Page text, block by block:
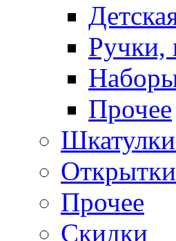
Ручки,
Прочее
Прочее
Скидки